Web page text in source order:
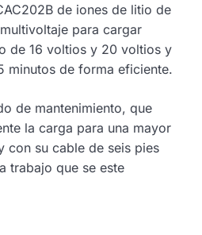
de iones de litio de
para cargar
de 16 voltios y 20 voltios y
minutos de forma eficiente.
de mantenimiento, que
la carga para una mayor
con su cable de seis pies
trabajo que se este